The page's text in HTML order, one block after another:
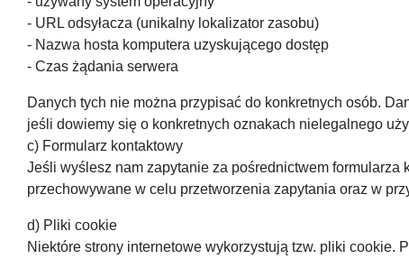
- URL odsyłacza (unikalny lokalizator zasobu)
- Nazwa hosta komputera uzyskującego dostęp
- Czas żądania serwera
Danych tych nie można przypisać do konkretnych osób.
jeśli dowiemy się o konkretnych oznakach nielegalnego
c) Formularz kontaktowy
Jeśli wyślesz nam zapytanie za pośrednictwem
przechowywane w celu przetworzenia zapytania oraz w
d) Pliki cookie
Niektóre strony internetowe wykorzystują tzw. pliki cookie.